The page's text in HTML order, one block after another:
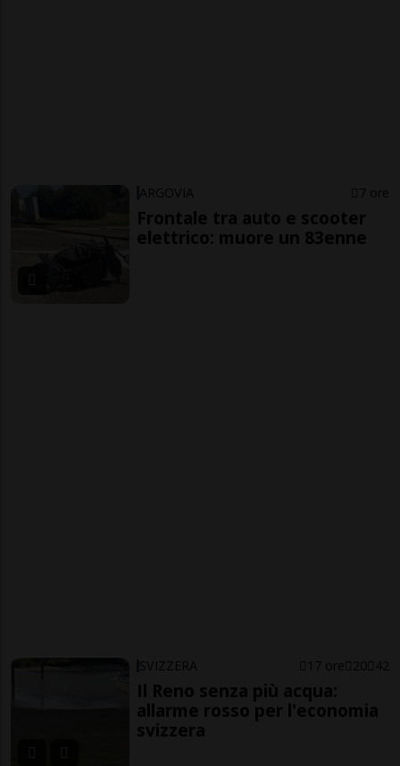
ARGOVIA 7 ore
Frontale tra auto e scooter
elettrico: muore un 83enne
SVIZZERA 17 ore 20 42
Il Reno senza più acqua:
allarme rosso per l'economia
svizzera